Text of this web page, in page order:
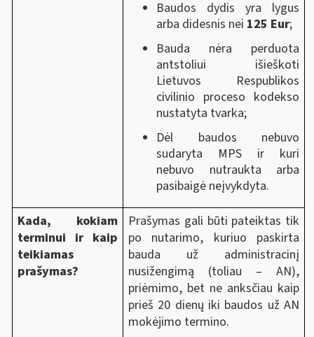
Baudos dydis yra lygus
arba didesnis nei 125 Eur;
Bauda nėra perduota
antstoliui išieškoti
Lietuvos Respublikos
civilinio proceso kodekso
nustatyta tvarka;
Dėl baudos nebuvo
sudaryta MPS ir kuri
nebuvo nutraukta arba
pasibaigė neįvykdyta.
Kada, kokiam
terminui ir kaip
teikiamas
prašymas?
Prašymas gali būti pateiktas tik
po nutarimo, kuriuo paskirta
bauda už administracinį
nusižengimą (toliau – AN),
priėmimo, bet ne anksčiau kaip
prieš 20 dienų iki baudos už AN
mokėjimo termino.